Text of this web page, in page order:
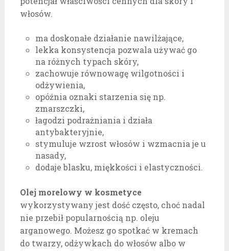
włosów.
ma doskonałe działanie nawilżające,
lekka konsystencja pozwala używać go
na różnych typach skóry,
zachowuje równowagę wilgotności i
odżywienia,
opóźnia oznaki starzenia się np.
zmarszczki,
łagodzi podrażniania i działa
antybakteryjnie,
stymuluje wzrost włosów i wzmacnia je u
nasady,
dodaje blasku, miękkości i elastyczności.
Olej morelowy w kosmetyce
wykorzystywany jest dość często, choć nadal
nie przebił popularnością np. oleju
arganowego. Możesz go spotkać w kremach
do twarzy, odżywkach do włosów albo w